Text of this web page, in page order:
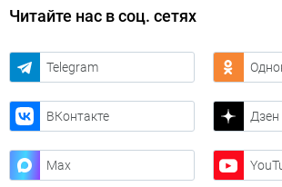
Читайте нас в соц. сетях
Telegram
ВКонтакте Дзен
Max